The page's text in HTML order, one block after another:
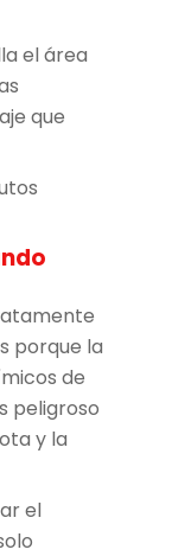
el área
que
porque la
de
peligroso
y la
el